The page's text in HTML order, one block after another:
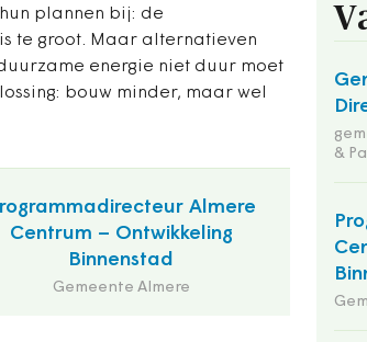
plannen bij: de
te groot. Maar alternatieven
energie niet duur moet
bouw minder, maar wel
Almere
Centrum – Ontwikkeling
Binnenstad
Gemeente Almere
&